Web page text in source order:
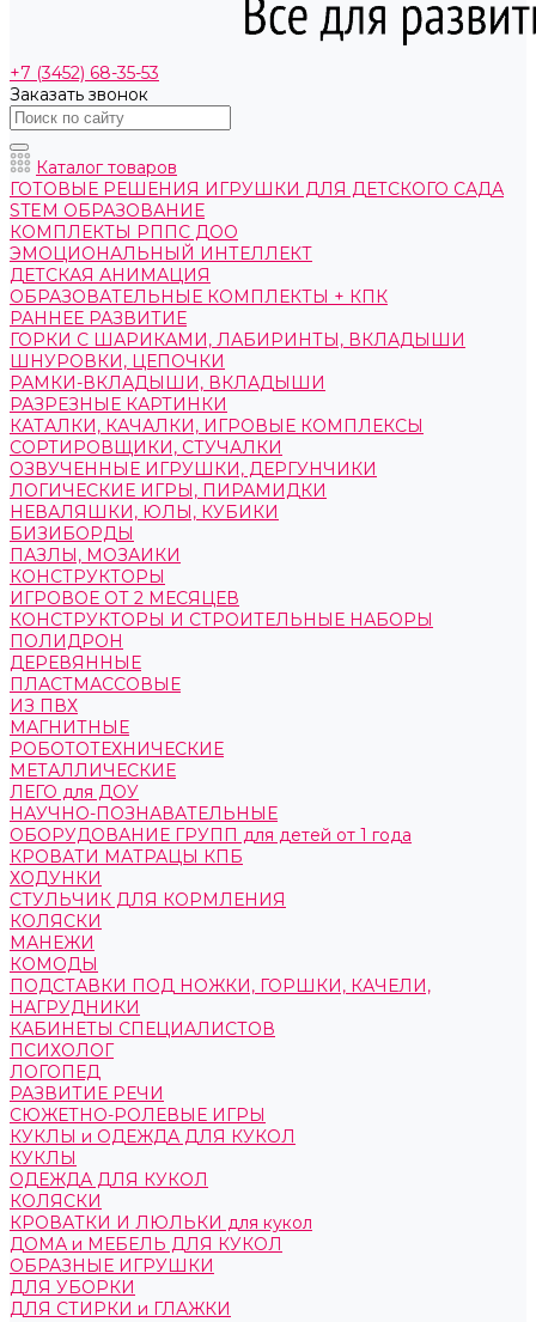
+7 (3452) 68-35-53
Заказать звонок
Каталог товаров
ГОТОВЫЕ РЕШЕНИЯ ИГРУШКИ ДЛЯ ДЕТСКОГО САДА
STEM ОБРАЗОВАНИЕ
КОМПЛЕКТЫ РППС ДОО
ЭМОЦИОНАЛЬНЫЙ ИНТЕЛЛЕКТ
ДЕТСКАЯ АНИМАЦИЯ
ОБРАЗОВАТЕЛЬНЫЕ КОМПЛЕКТЫ + КПК
РАННЕЕ РАЗВИТИЕ
ГОРКИ С ШАРИКАМИ, ЛАБИРИНТЫ, ВКЛАДЫШИ
ШНУРОВКИ, ЦЕПОЧКИ
РАМКИ-ВКЛАДЫШИ, ВКЛАДЫШИ
РАЗРЕЗНЫЕ КАРТИНКИ
КАТАЛКИ, КАЧАЛКИ, ИГРОВЫЕ КОМПЛЕКСЫ
СОРТИРОВЩИКИ, СТУЧАЛКИ
ОЗВУЧЕННЫЕ ИГРУШКИ, ДЕРГУНЧИКИ
ЛОГИЧЕСКИЕ ИГРЫ, ПИРАМИДКИ
НЕВАЛЯШКИ, ЮЛЫ, КУБИКИ
БИЗИБОРДЫ
ПАЗЛЫ, МОЗАИКИ
КОНСТРУКТОРЫ
ИГРОВОЕ ОТ 2 МЕСЯЦЕВ
КОНСТРУКТОРЫ И СТРОИТЕЛЬНЫЕ НАБОРЫ
ПОЛИДРОН
ДЕРЕВЯННЫЕ
ПЛАСТМАССОВЫЕ
ИЗ ПВХ
МАГНИТНЫЕ
РОБОТОТЕХНИЧЕСКИЕ
МЕТАЛЛИЧЕСКИЕ
ЛЕГО для ДОУ
НАУЧНО-ПОЗНАВАТЕЛЬНЫЕ
ОБОРУДОВАНИЕ ГРУПП для детей от 1 года
КРОВАТИ МАТРАЦЫ КПБ
ХОДУНКИ
СТУЛЬЧИК ДЛЯ КОРМЛЕНИЯ
КОЛЯСКИ
МАНЕЖИ
КОМОДЫ
ПОДСТАВКИ ПОД НОЖКИ, ГОРШКИ, КАЧЕЛИ,
НАГРУДНИКИ
КАБИНЕТЫ СПЕЦИАЛИСТОВ
ПСИХОЛОГ
ЛОГОПЕД
РАЗВИТИЕ РЕЧИ
СЮЖЕТНО-РОЛЕВЫЕ ИГРЫ
КУКЛЫ и ОДЕЖДА ДЛЯ КУКОЛ
КУКЛЫ
ОДЕЖДА ДЛЯ КУКОЛ
КОЛЯСКИ
КРОВАТКИ И ЛЮЛЬКИ для кукол
ДОМА и МЕБЕЛЬ ДЛЯ КУКОЛ
ОБРАЗНЫЕ ИГРУШКИ
ДЛЯ УБОРКИ
ДЛЯ СТИРКИ и ГЛАЖКИ